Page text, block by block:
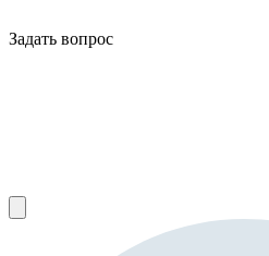
Задать вопрос